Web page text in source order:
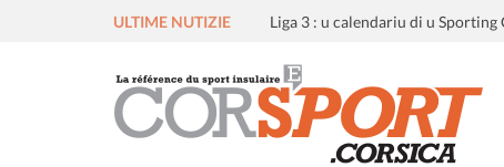
ULTIME NUTIZIE